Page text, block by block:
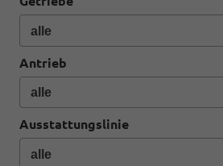
Antrieb
Ausstattungslinie